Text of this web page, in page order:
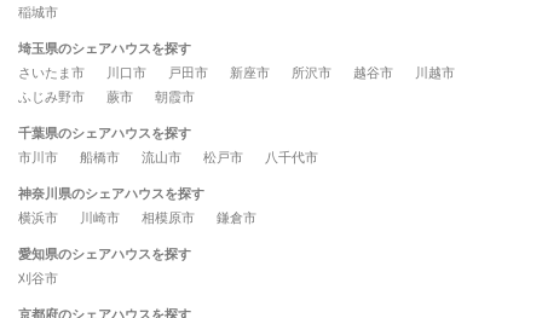
稲城市
埼玉県のシェアハウスを探す
さいたま市
川口市 戸田市 新座市 所沢市 越谷市
川越市
ふじみ野市
蕨市 朝霞市
千葉県のシェアハウスを探す
市川市
船橋市 流山市 松戸市 八千代市
神奈川県のシェアハウスを探す
横浜市
川崎市 相模原市 鎌倉市
愛知県のシェアハウスを探す
刈谷市